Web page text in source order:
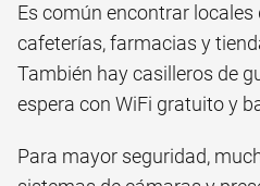
Es común encontrar
cafeterías, farmacias y
También hay casilleros de
espera con WiFi gratuito y
Para mayor seguridad,